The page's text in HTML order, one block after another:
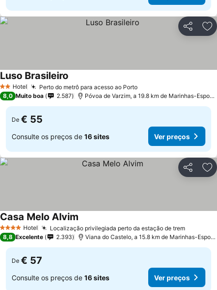
Partilhar
2 Estrelas
Hotel Perto do metrô para acesso ao PortoVer preços
Luso Brasileiro
8,0 Muito boa 2.587 Póvoa de Varzim, a 19.8 km de Marinhas-
De € 55
Consulte os preços de 16 sites Ver preços
Partilhar
4 EstrelasHotel Localização privilegiada perto da estação de tremVer
Casa Melo Alvim
8,8 Excelente 2.393 Viana do Castelo, a 15.8 km de Marinhas-
De € 57
Consulte os preços de 16 sites Ver preços